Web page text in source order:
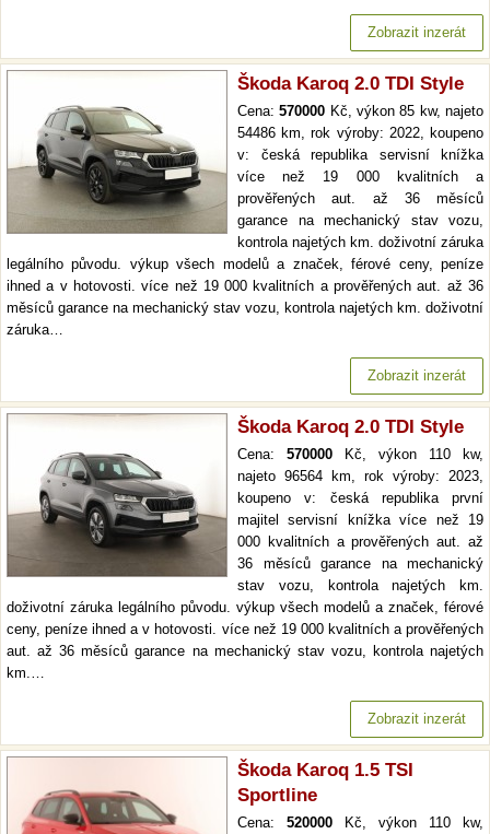
Zobrazit inzerát
Škoda Karoq 2.0 TDI Style
Cena:570000 Kč, výkon 85 kw, najeto
54486 km, rok výroby: 2022, koupeno
v: česká republika servisní knížka
více než 19 000 kvalitních a
prověřených aut. až 36 měsíců
garance na mechanický stav vozu,
kontrola najetých km. doživotní záruka
legálního původu. výkup všech modelů a značek, férové ceny, peníze
ihned a v hotovosti. více než 19 000 kvalitních a prověřených aut. až 36
měsíců garance na mechanický stav vozu, kontrola najetých km. doživotní
záruka…
Zobrazit inzerát
Škoda Karoq 2.0 TDI Style
Cena: 570000 Kč, výkon 110 kw,
najeto 96564 km, rok výroby: 2023,
koupeno v: česká republika první
majitel servisní knížka více než 19
000 kvalitních a prověřených aut. až
36 měsíců garance na mechanický
stav vozu, kontrola najetých km.
doživotní záruka legálního původu. výkup všech modelů a značek, férové
ceny, peníze ihned a v hotovosti. více než 19 000 kvalitních a prověřených
aut. až 36 měsíců garance na mechanický stav vozu, kontrola najetých
km.…
Zobrazit inzerát
Škoda Karoq 1.5 TSI
Sportline
Cena: 520000 Kč, výkon 110 kw,